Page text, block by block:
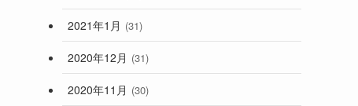
2021年1月 (31)
2020年12月 (31)
2020年11月 (30)